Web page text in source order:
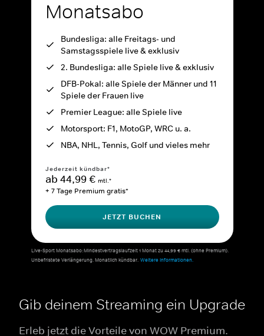
Monatsabo
Bundesliga: alle Freitags- und
Samstagsspiele live & exklusiv
2. Bundesliga: alle Spiele live & exklusiv
DFB-Pokal: alle Spiele der Männer und 11
Spiele der Frauen live
Premier League: alle Spiele live
Motorsport: F1, MotoGP, WRC u. a.
NBA, NHL, Tennis, Golf und vieles mehr
Jederzeit kündbar*
ab 44,99 € mtl.*
+ 7 Tage Premium gratis*
JETZT BUCHEN
Live-Sport Monatsabo: Mindestvertragslaufzeit 1 Monat zu 44,99 € mtl. (ohne Premium).
Unbefristete Verlängerung. Monatlich kündbar. Weitere Informationen.
Gib deinem Streaming ein Upgrade
Erleb jetzt die Vorteile von WOW Premium.